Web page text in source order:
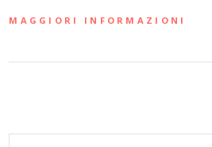
MAGGIORI INFORMAZIONI